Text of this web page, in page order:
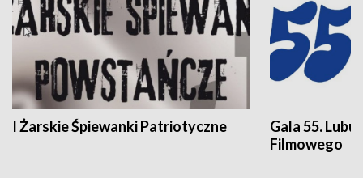
I Żarskie Śpiewanki Patriotyczne
Gala 55.
Filmowego